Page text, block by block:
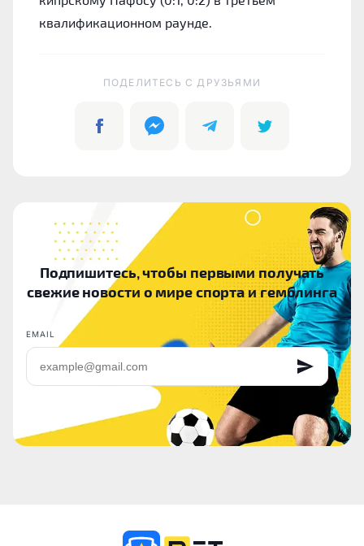
квалификационном раунде.
ПОДЕЛИТЕСЬ C ДРУЗЬЯМИ
Подпишитесь, чтобы первыми получать
свежие новости о мире спорта и гемблинга
EMAIL